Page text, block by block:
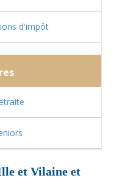
d'impôt
et Vilaine et